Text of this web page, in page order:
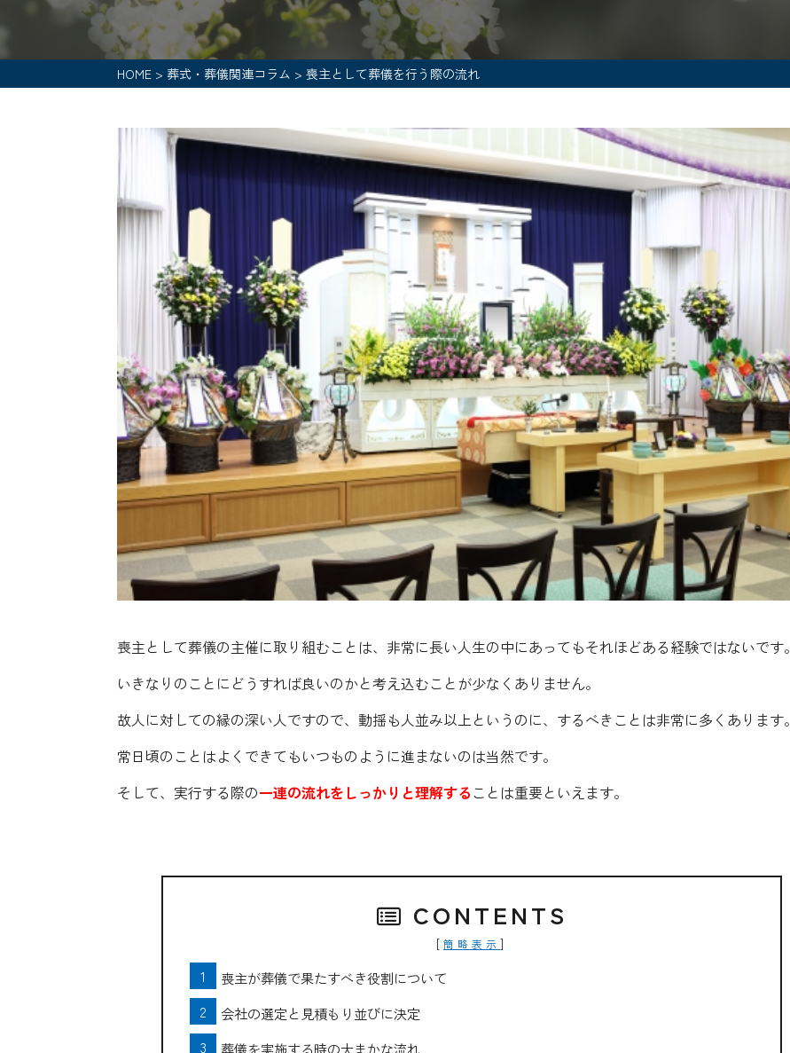
HOME > 葬式・葬儀関連コラム > 喪主として葬儀を行う際の流れ
喪主として葬儀の主催に取り組むことは、非常に長い人生の中にあってもそれほどある経験ではないです。
いきなりのことにどうすれば良いのかと考え込むことが少なくありません。
故人に対しての縁の深い人ですので、動揺も人並み以上というのに、するべきことは非常に多くあります。
常日頃のことはよくできてもいつものように進まないのは当然です。
そして、実行する際の一連の流れをしっかりと理解することは重要といえます。
CONTENTS
[ 簡略表示 ]
喪主が葬儀で果たすべき役割について
会社の選定と見積もり並びに決定
葬儀を実施する時の大まかな流れ